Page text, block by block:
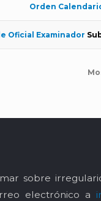
Orden
Oficial Examinador
sobre
electrónico a